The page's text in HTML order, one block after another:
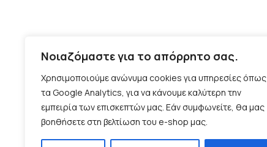
Νοιαζόμαστε για το απόρρητο σας.
Χρησιμοποιούμε ανώνυμα cookies για υπηρεσίες όπως
τα Google Analytics, για να κάνουμε καλύτερη την
εμπειρία των επισκεπτών μας. Εάν συμφωνείτε, θα μας
βοηθήσετε στη βελτίωση του e-shop μας.